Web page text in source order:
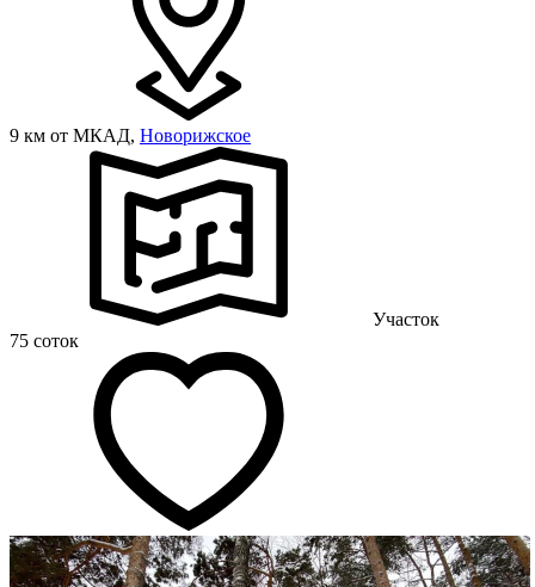
9 км от МКАД, Новорижское
Участок
75 соток